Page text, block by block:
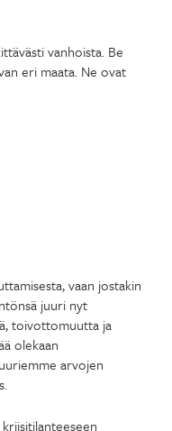
vanhoista. Be
eri maata. Ne ovat
vaan jostakin
juuri nyt
toivottomuutta ja
olekaan
arvojen